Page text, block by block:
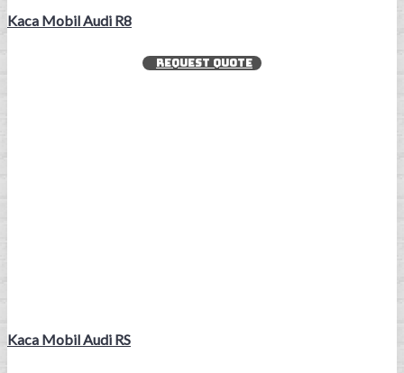
Kaca Mobil Audi R8
REQUEST QUOTE
Kaca Mobil Audi RS